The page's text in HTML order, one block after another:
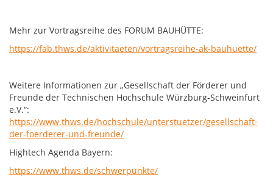
Mehr zur Vortragsreihe des FORUM BAUHÜTTE:
https://fab.thws.de/aktivitaeten/vortragsreihe-ak-bauhuette/
Weitere Informationen zur „Gesellschaft der Förderer und
Freunde der Technischen Hochschule Würzburg-Schweinfurt
e.V.“:
https://www.thws.de/hochschule/unterstuetzer/gesellschaft-
der-foerderer-und-freunde/
Hightech Agenda Bayern:
https://www.thws.de/schwerpunkte/